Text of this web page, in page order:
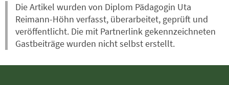
Die Artikel wurden von Diplom Pädagogin Uta
Reimann-Höhn verfasst, überarbeitet, geprüft und
veröffentlicht. Die mit Partnerlink gekennzeichneten
Gastbeiträge wurden nicht selbst erstellt.